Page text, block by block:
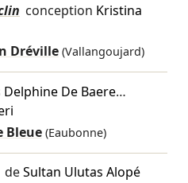
conception Kristina
Dréville (Vallangoujard)
Delphine De Baere…
Bleue (Eaubonne)
deSultan Ulutas Alopé